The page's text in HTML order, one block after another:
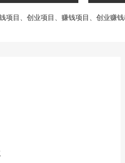
项目、创业项目、赚钱项目、创业赚